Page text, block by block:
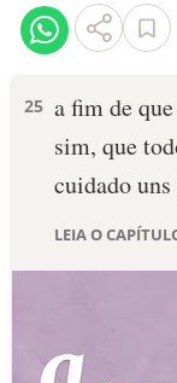
VERSÍCULOS
PALAVRA DO DIA
DEVOCIONAL
25 a fim de
sim, que
cuidado
LEIA O